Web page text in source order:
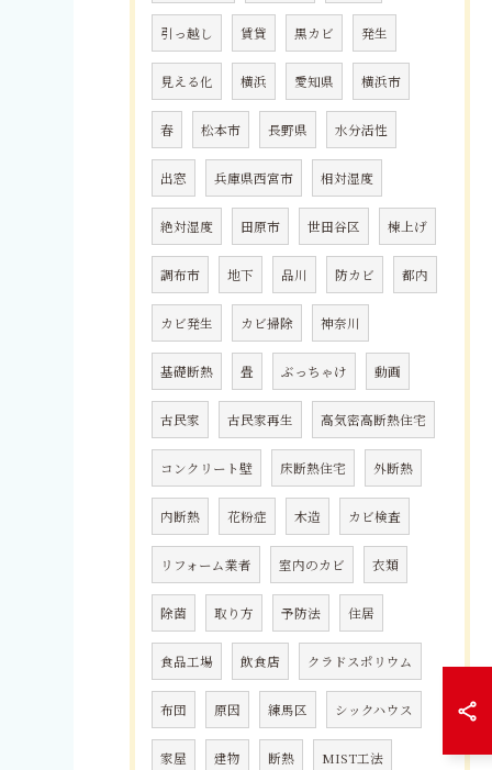
引っ越し 賃貸 黒カビ 発生
見える化 横浜 愛知県 横浜市
春 松本市 長野県 水分活性
出窓 兵庫県西宮市 相対湿度
絶対湿度 田原市 世田谷区 棟上げ
調布市 地下 品川 防カビ 都内
カビ発生 カビ掃除 神奈川
基礎断熱 畳 ぶっちゃけ 動画
古民家 古民家再生 高気密高断熱住宅
コンクリート壁 床断熱住宅 外断熱
内断熱 花粉症 木造 カビ検査
リフォーム業者 室内のカビ 衣類
除菌 取り方 予防法 住居
食品工場 飲食店 クラドスポリウム
布団 原因 練馬区 シックハウス
家屋 建物 断熱 MIST工法